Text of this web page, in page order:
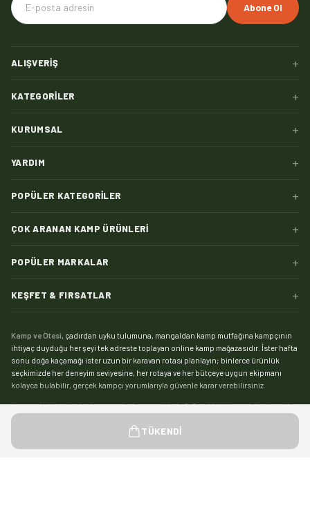
TÜKENDI
Abone Ol
ALIŞVERIŞ +
KATEGORILER +
KURUMSAL +
YARDIM +
POPÜLER KATEGORILER +
ÇOK ARANAN KAMP ÜRÜNLERI +
POPÜLER MARKALAR +
KEŞFET & FIRSATLAR +
Kamp ve Ötesi , çadırdan uyku tulumuna, mangaldan kamp mutfağına kampçının
ihtiyaç duyduğu her şeyi tek adreste toplayan online kamp mağazasıdır. İster hafta
sonu doğa kaçamağı ister uzun bir karavan rotası planlayın; binlerce ürünlük
seçkimizde her deneyim seviyesine, her rotaya ve her bütçeye uygun ekipmanı
kolayca bulabilir, gerçek kampçı yorumlarıyla güvenle karar verebilirsiniz.
Kampın kalbi çadırdır:kamp çadırıkategorimizde 2, 3 ve 4 kişilik modellerden aile
boyu geniş yaşam alanlı çadırlara, saniyeler içinde kurulan otomatik çadırlardan
pratik şişme çadırlara kadar geniş bir yelpaze sizi bekliyor. Zorlu hava koşullarında
kamp yapanlar için su sütununa ve mevsim dayanımına göre seçebileceğiniz
Devamını gör